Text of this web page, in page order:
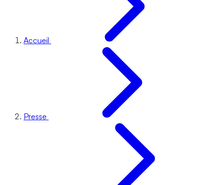
Accueil
Presse